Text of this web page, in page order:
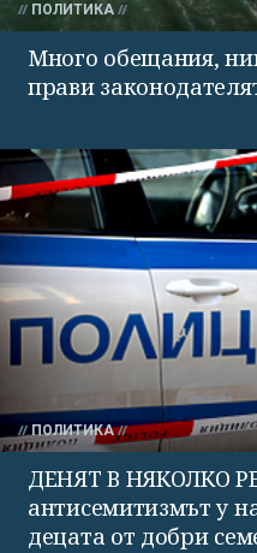
ПОЛИТИКА
Много обещания,
прави
ПОЛИТИКА
ДЕНЯТ В НЯКОЛКО
антисемитизмът у
децата от добри